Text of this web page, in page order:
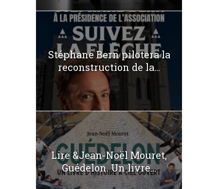
Stéphane Bern pilotera la
reconstruction de la...
Lire &Jean-Noël Mouret,
Guédelon. Un livre...